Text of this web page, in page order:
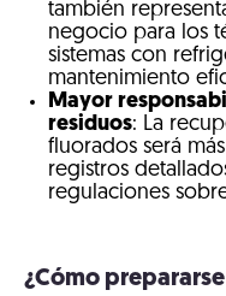
también
negocio para los
sistemas con
mantenimiento
Mayor
residuos: La
fluorados será
registros
regulaciones
¿Cómo